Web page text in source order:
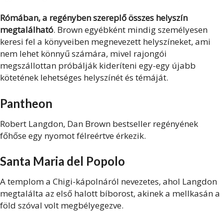
Rómában, a regényben szereplő összes helyszín
megtalálható. Brown egyébként mindig személyesen
keresi fel a könyveiben megnevezett helyszíneket, ami
nem lehet könnyű számára, mivel rajongói
megszállottan próbálják kideríteni egy-egy újabb
kötetének lehetséges helyszínét és témáját.
Pantheon
Robert Langdon, Dan Brown bestseller regényének
főhőse egy nyomot félreértve érkezik.
Santa Maria del Popolo
A templom a Chigi-kápolnáról nevezetes, ahol Langdon
megtalálta az első halott bíborost, akinek a mellkasán a
föld szóval volt megbélyegezve.